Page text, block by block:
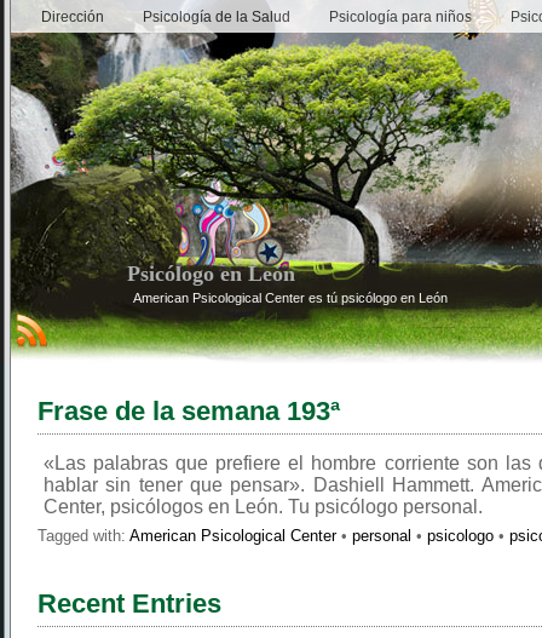
Dirección Psicología de la Salud Psicología para niños
Psicólogo en León
American Psicological Center es tú psicólogo en León
Frase de la semana 193ª
«Las palabras que prefiere el hombre corriente son las
hablar sin tener que pensar». Dashiell Hammett.
Center, psicólogos en León. Tu psicólogo personal.
Tagged with: American Psicological Center• personal • psicologo •
Recent Entries